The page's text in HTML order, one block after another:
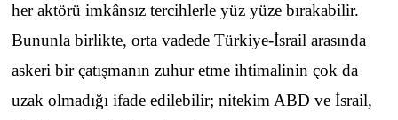
her aktörü imkânsız tercihlerle yüz yüze bırakabilir.
Bununla birlikte, orta vadede Türkiye-İsrail arasında
askeri bir çatışmanın zuhur etme ihtimalinin çok da
uzak olmadığı ifade edilebilir; nitekim ABD ve İsrail,